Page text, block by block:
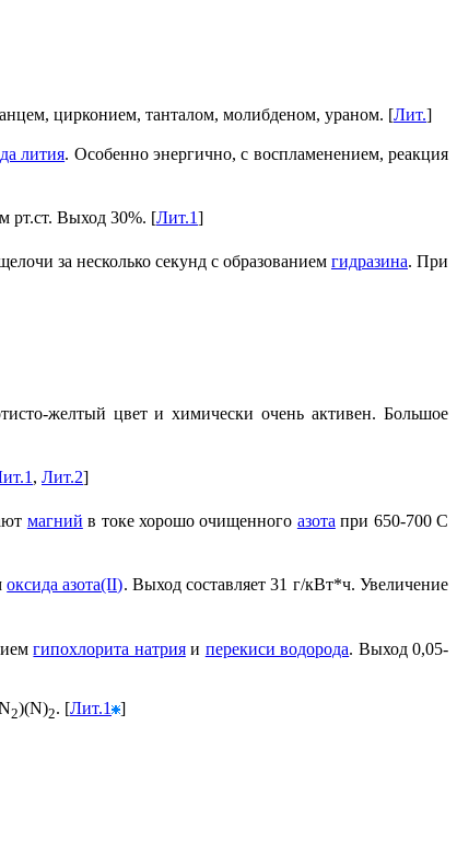
цирконием, танталом, молибденом, ураном. [Лит.]
лития. Особенно энергично, с воспламенением, реакция
рт.ст. Выход 30%. [Лит.1]
за несколько секунд с образованием гидразина. При
желтый цвет и химически очень активен. Большое
, Лит.2]
магний в токе хорошо очищенного азота при 650-700 С
оксида азота(II). Выход составляет 31 г/кВт*ч. Увеличение
гипохлорита натрияи перекиси водорода. Выход 0,05-
2)(N)2. [Лит.1
]